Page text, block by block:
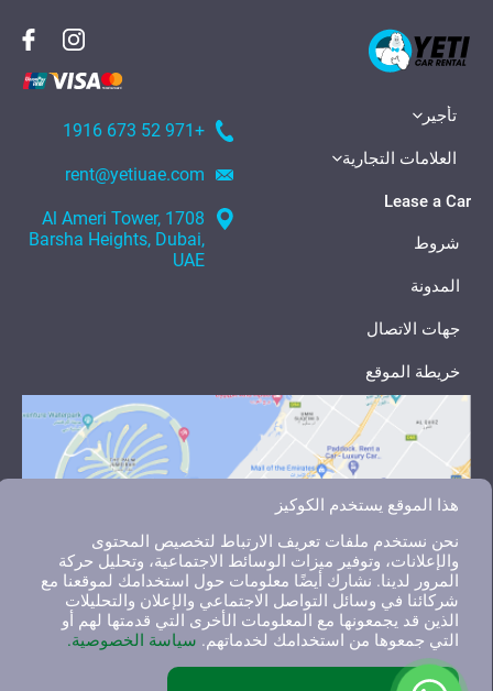
تأجير
العلامات التجارية
Lease a Car
شروط
المدونة
جهات الاتصال
خريطة الموقع
+971 52 673 1916
rent@yetiuae.com
1708 Al Ameri Tower,
Barsha Heights, Dubai,
UAE
English العربيةРусский
هذا الموقع يستخدم الكوكيز
نحن نستخدم ملفات تعريف الارتباط لتخصيص المحتوى
والإعلانات، وتوفير ميزات الوسائط الاجتماعية، وتحليل حركة
المرور لدينا. نشارك أيضًا معلومات حول استخدامك لموقعنا مع
شركائنا في وسائل التواصل الاجتماعي والإعلان والتحليلات
الذين قد يجمعونها مع المعلومات الأخرى التي قدمتها لهم أو
التي جمعوها من استخدامك لخدماتهم. سياسة الخصوصية.